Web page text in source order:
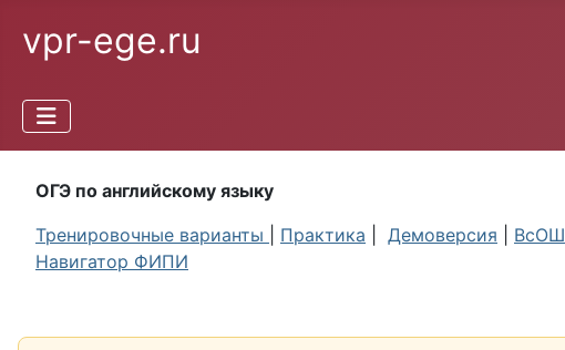
vpr-ege.ru
ОГЭ по английскому языку
Тренировочные варианты
Практика Демоверсия ВсОШ
Навигатор ФИПИ